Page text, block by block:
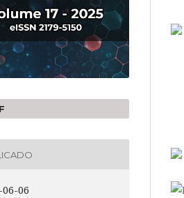
06-06